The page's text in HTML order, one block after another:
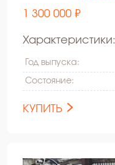
1 300 000 ₽
Характеристики:
Год выпуска:
Состояние:
КУПИТЬ